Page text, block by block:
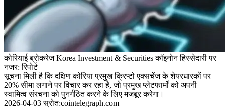
कोरियाई ब्रोकरेज Korea Investment & Securities कॉइनोन हिस्सेदारी पर
नजर: रिपोर्ट
सूचना मिली है कि दक्षिण कोरिया प्रमुख क्रिप्टो एक्सचेंज के शेयरधारकों पर
20% सीमा लगाने पर विचार कर रहा है, जो प्रमुख प्लेटफार्मों को अपनी
स्वामित्व संरचना को पुनर्गठित करने के लिए मजबूर करेगा।
2026-04-03 स्रोत:cointelegraph.com